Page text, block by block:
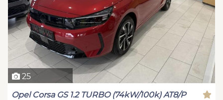
25
Opel Corsa GS 1.2 TURBO (74kW/100k) AT8/P